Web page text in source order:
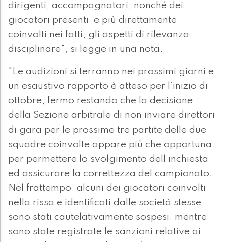
dirigenti, accompagnatori, nonché dei
giocatori presenti e più direttamente
coinvolti nei fatti, gli aspetti di rilevanza
disciplinare", si legge in una nota.
"Le audizioni si terranno nei prossimi giorni e
un esaustivo rapporto è atteso per l’inizio di
ottobre, fermo restando che la decisione
della Sezione arbitrale di non inviare direttori
di gara per le prossime tre partite delle due
squadre coinvolte appare più che opportuna
per permettere lo svolgimento dell’inchiesta
ed assicurare la correttezza del campionato.
Nel frattempo, alcuni dei giocatori coinvolti
nella rissa e identificati dalle società stesse
sono stati cautelativamente sospesi, mentre
sono state registrate le sanzioni relative ai